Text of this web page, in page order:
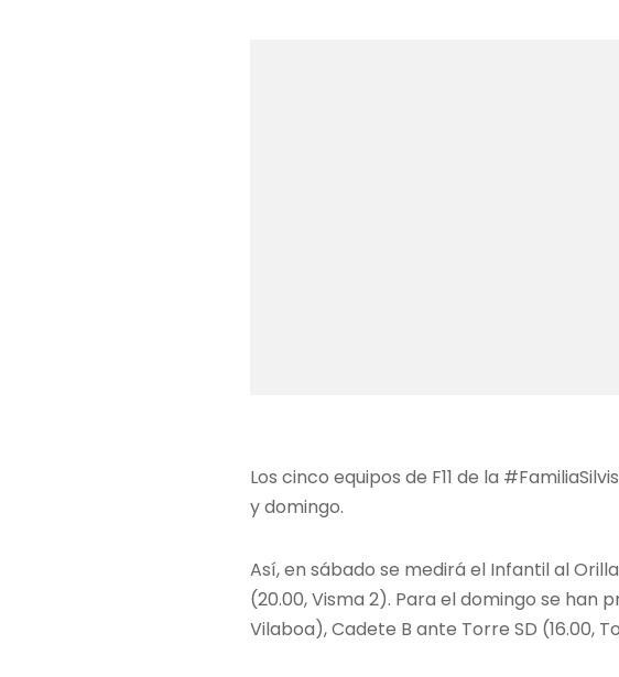
Los cinco equipos de F11 de la
y domingo.
Así, en sábado se medirá el Infantil al
(20.00, Visma 2). Para el domingo se han
Vilaboa), Cadete B ante Torre SD (16.00,